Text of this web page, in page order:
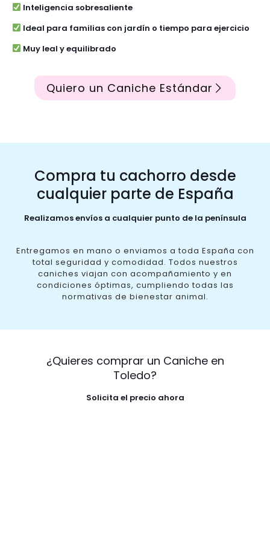
Inteligencia sobresaliente
Ideal para familias con jardín o tiempo para ejercicio
Muy leal y equilibrado
Quiero un Caniche Estándar
Compra tu cachorro desde
cualquier parte de España
Realizamos envíos a cualquier punto de la península
Entregamos en mano o enviamos a toda España con
total seguridad y comodidad. Todos nuestros
caniches viajan con acompañamiento y en
condiciones óptimas, cumpliendo todas las
normativas de bienestar animal.
¿Quieres comprar un Caniche en
Toledo?
Solicita el precio ahora